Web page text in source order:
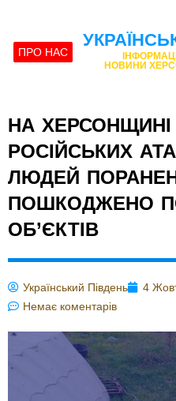
ПРО НАС
НОВИНИ
НА ХЕРСОНЩИНІ
РОСІЙСЬКИХ
ЛЮДЕЙ
ПОШКОДЖЕНО
ОБ’ЄКТІВ
Український Південь 4
Немає коментарів